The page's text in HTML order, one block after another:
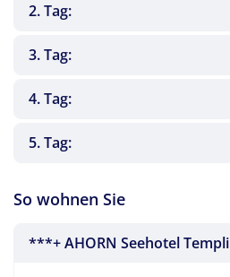
2. Tag:
große Uckermark-Rundreise.
Niederfinow zum
3. Tag:
Deutschland, ist immer eine
4. Tag:
5. Tag:
neuen Eindrücken geht es
So wohnen Sie
***+ AHORN Seehotel